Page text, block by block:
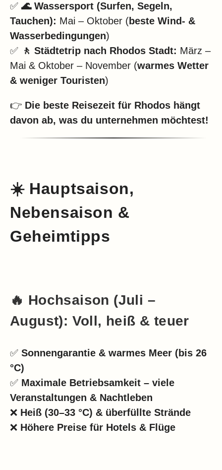
✅ 🌊 Wassersport (Surfen, Segeln,
Tauchen): Mai – Oktober (beste Wind- &
Wasserbedingungen)
✅ 🚶 Städtetrip nach Rhodos Stadt: März –
Mai & Oktober – November (warmes Wetter
& weniger Touristen)
👉 Die beste Reisezeit für Rhodos hängt
davon ab, was du unternehmen möchtest!
☀️Hauptsaison,
Nebensaison &
Geheimtipps
🔥 Hochsaison (Juli –
August): Voll, heiß & teuer
✅ Sonnengarantie & warmes Meer (bis 26
°C)
✅ Maximale Betriebsamkeit – viele
Veranstaltungen & Nachtleben
❌ Heiß (30–33 °C) & überfüllte Strände
❌ Höhere Preise für Hotels & Flüge